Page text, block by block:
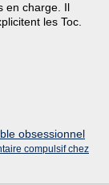
en charge. Il
les Toc.
obsessionnel
compulsif chez